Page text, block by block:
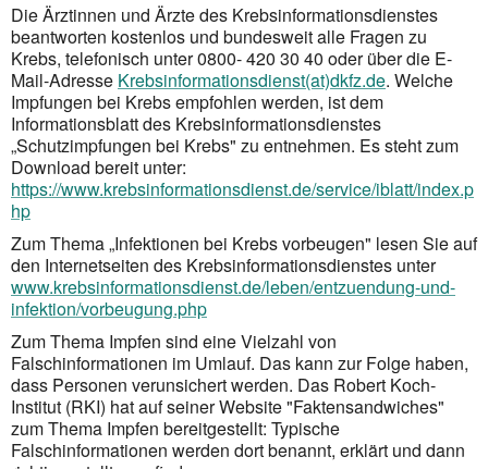
Die Ärztinnen und Ärzte des Krebsinformationsdienstes
beantworten kostenlos und bundesweit alle Fragen zu
Krebs, telefonisch unter 0800- 420 30 40 oder über die E-
Mail-Adresse Krebsinformationsdienst(at)dkfz.de. Welche
Impfungen bei Krebs empfohlen werden, ist dem
Informationsblatt des Krebsinformationsdienstes
„Schutzimpfungen bei Krebs" zu entnehmen. Es steht zum
Download bereit unter:
https://www.krebsinformationsdienst.de/service/iblatt/index.p
hp
Zum Thema „Infektionen bei Krebs vorbeugen" lesen Sie auf
den Internetseiten des Krebsinformationsdienstes unter
www.krebsinformationsdienst.de/leben/entzuendung-und-
infektion/vorbeugung.php
Zum Thema Impfen sind eine Vielzahl von
Falschinformationen im Umlauf. Das kann zur Folge haben,
dass Personen verunsichert werden. Das Robert Koch-
Institut (RKI) hat auf seiner Website "Faktensandwiches"
zum Thema Impfen bereitgestellt: Typische
Falschinformationen werden dort benannt, erklärt und dann